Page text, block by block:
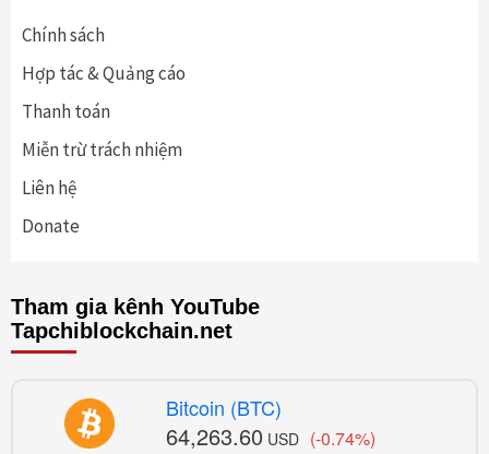
Chính sách
Hợp tác & Quảng cáo
Thanh toán
Miễn trừ trách nhiệm
Liên hệ
Donate
Tham gia kênh YouTube
Tapchiblockchain.net
Bitcoin (BTC)
64,263.60 USD (-0.74%)